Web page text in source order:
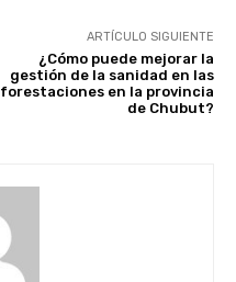
ARTÍCULO SIGUIENTE
¿Cómo puede mejorar la
gestión de la sanidad en las
forestaciones en la provincia
de Chubut?